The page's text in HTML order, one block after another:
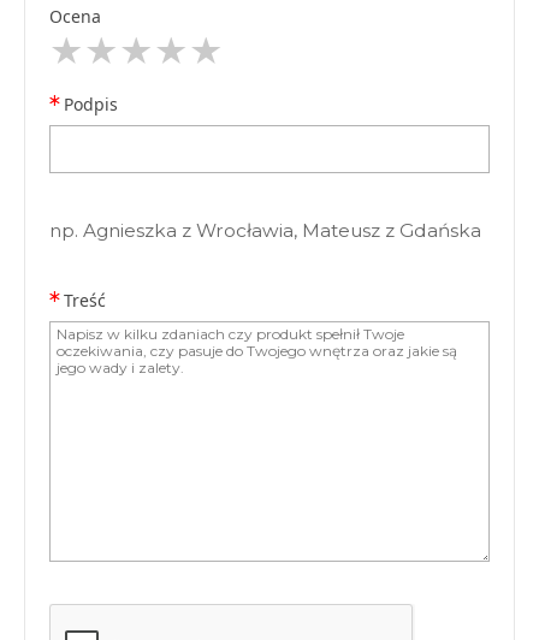
Ocena
Podpis
np. Agnieszka z Wrocławia, Mateusz z Gdańska
Treść